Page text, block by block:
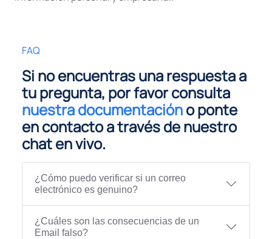
FAQ
Si no encuentras una respuesta a
tu pregunta, por favor consulta
nuestra documentacióno ponte
en contacto a través de nuestro
chat en vivo.
¿Cómo puedo verificar si un correo
electrónico es genuino?
¿Cuáles son las consecuencias de un
Email falso?